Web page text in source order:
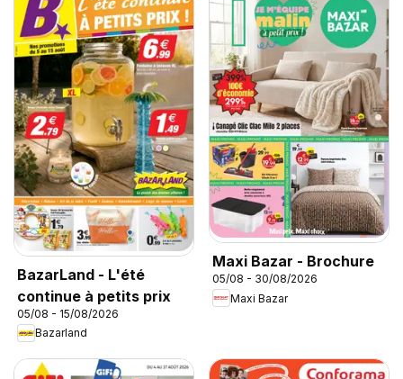
BazarLand - L'été
continue à petits prix
05/08 - 15/08/2026
Bazarland
Maxi Bazar - Brochure
05/08 - 30/08/2026
Maxi Bazar